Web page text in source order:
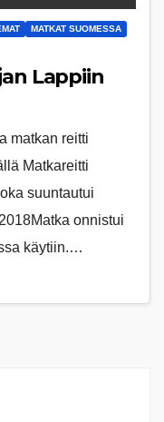
MATKAT SUOMESSA
Lappiin
matkan reitti
Matkareitti
suuntautui
onnistui
käytiin.…